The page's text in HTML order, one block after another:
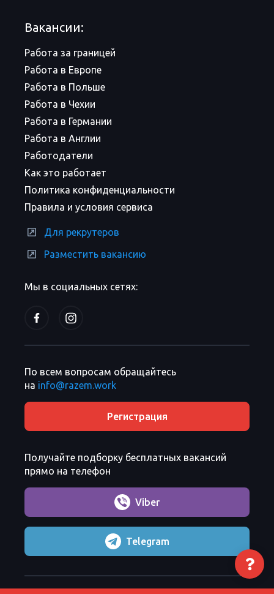
Мы в социальных сетях:
Вакансии:
Работа за границей
Работа в Европе
Работа в Польше
Работа в Чехии
Работа в Германии
Работа в Англии
Работодатели
Как это работает
Политика конфиденциальности
Правила и условия сервиса
Для рекрутеров
Разместить вакансию
По всем вопросам обращайтесь
на info@razem.work
Регистрация
Получайте подборку бесплатных вакансий
прямо на телефон
Viber
Telegram